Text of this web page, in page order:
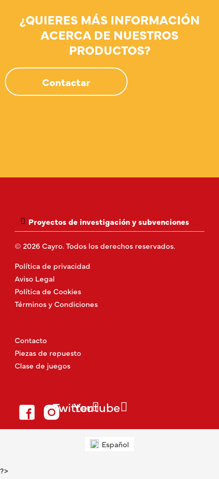
¿QUIERES MÁS INFORMACIÓN
ACERCA DE NUESTROS
PRODUCTOS?
Contactar
Proyectos de investigación y subvenciones
© 2026 Cayro. Todos los derechos reservados.
Política de privacidad
Aviso Legal
Política de Cookies
Términos y Condiciones
Contacto
Piezas de repuesto
Clase de juegos
TwitterYoutube
Español
?>